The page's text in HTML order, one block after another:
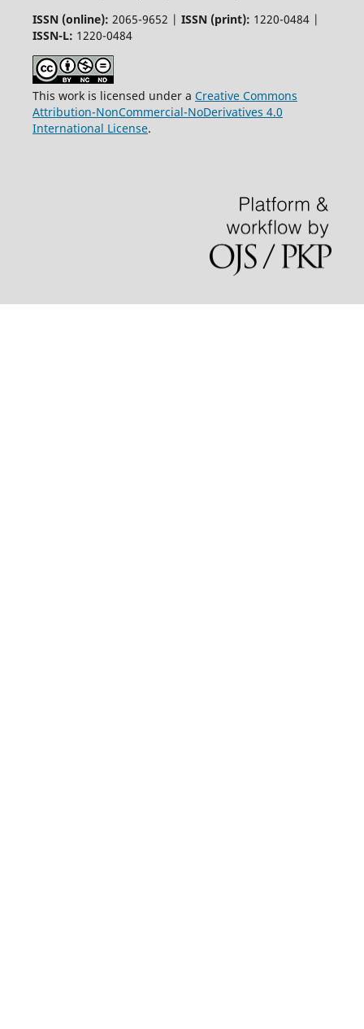
ISSN (online): 2065-9652 | ISSN (print): 1220-0484 |
ISSN-L: 1220-0484
This work is licensed under a Creative Commons
Attribution-NonCommercial-NoDerivatives 4.0
International License.